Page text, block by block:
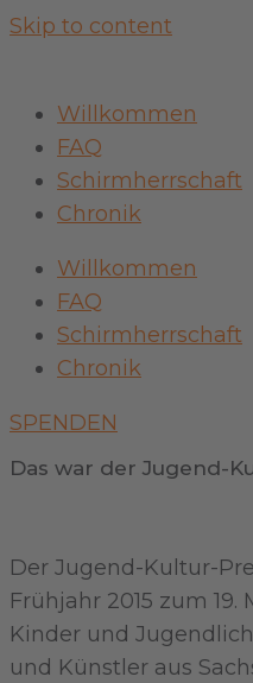
Skip to content
Willkommen
FAQ
Schirmherrschaft
Chronik
Willkommen
FAQ
Schirmherrschaft
Chronik
SPENDEN
Das war der Jugend-
Der Jugend-Kultur-
Frühjahr 2015 zum 19.
Kinder und
und Künstler aus